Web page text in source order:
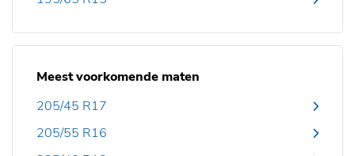
Meest voorkomende maten
205/45 R17
205/55 R16